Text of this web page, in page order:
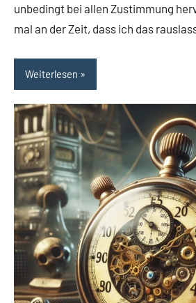
unbedingt bei allen Zustimmung
mal an der Zeit, dass ich das
Weiterlesen